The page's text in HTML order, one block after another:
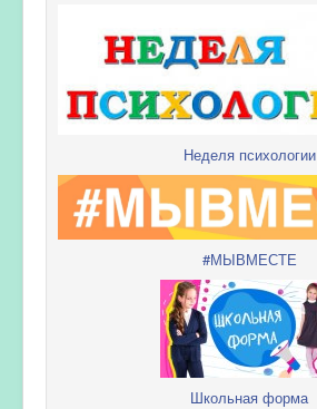
Неделя психологии
#МЫВМЕСТЕ
Школьная форма